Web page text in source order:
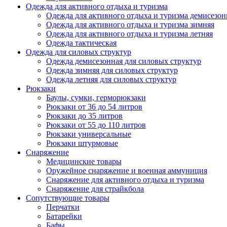
Одежда для активного отдыха и туризма
Одежда для активного отдыха и туризма
Одежда для активного отдыха и туризма зимняя
Одежда для активного отдыха и туризма летняя
Одежда тактическая
Одежда для силовых структур
Одежда демисезонная для силовых структур
Одежда зимняя для силовых структур
Одежда летняя для силовых структур
Рюкзаки
Баулы, сумки, герморюкзаки
Рюкзаки от 36 до 54 литров
Рюкзаки до 35 литров
Рюкзаки от 55 до 110 литров
Рюкзаки универсальные
Рюкзаки штурмовые
Снаряжение
Медицинские товары
Оружейное снаряжение и военная аммуниция
Снаряжение для активного отдыха и туризма
Снаряжение для страйкбола
Сопутствующие товары
Перчатки
Батарейки
Бафы